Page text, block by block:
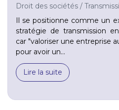
Droit des sociétés /
Il se positionne comme un
stratégie de transmission
car "valoriser une entreprise
pour avoir un...
Lire la suite